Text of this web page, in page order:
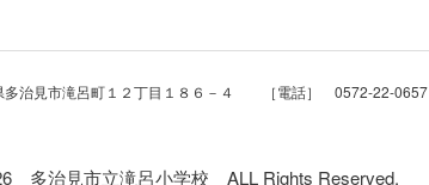
見市滝呂町１２丁目１８６－４ ［電話］ 0572-22-0657
多治見市立滝呂小学校 ALL Rights Reserved.